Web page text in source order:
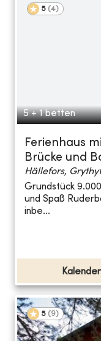
5 (4)
5 + 1 betten
Ferienhaus
Brücke und
Hällefors,
Grundstück
und Spaß
inbe...
5 (9)